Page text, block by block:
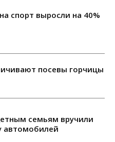
спорт выросли на 40%
посевы горчицы
семьям вручили
автомобилей